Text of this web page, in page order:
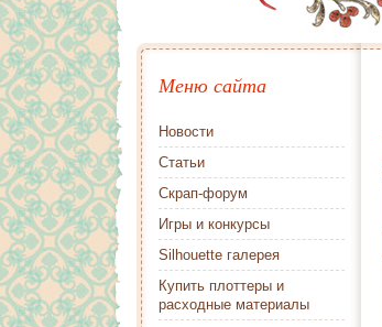
Меню сайта
Новости
Статьи
Скрап-форум
Игры и конкурсы
Silhouette галерея
Купить плоттеры и
расходные материалы